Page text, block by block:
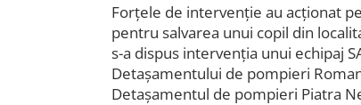
Forțele de intervenție au acționat
pentru salvarea unui copil din
s-a dispus intervenția unui echipaj
Detașamentului de pompieri
Detașamentul de pompieri Piatra